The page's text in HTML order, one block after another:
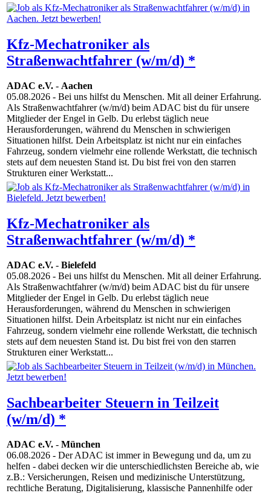
Kfz-Mechatroniker als
Straßenwachtfahrer (w/m/d) *
ADAC e.V. - Aachen
05.08.2026 - Bei uns hilfst du Menschen. Mit all deiner Erfahrung.
Als Straßenwachtfahrer (w/m/d) beim ADAC bist du für unsere
Mitglieder der Engel in Gelb. Du erlebst täglich neue
Herausforderungen, während du Menschen in schwierigen
Situationen hilfst. Dein Arbeitsplatz ist nicht nur ein einfaches
Fahrzeug, sondern vielmehr eine rollende Werkstatt, die technisch
stets auf dem neuesten Stand ist. Du bist frei von den starren
Strukturen einer Werkstatt...
Kfz-Mechatroniker als
Straßenwachtfahrer (w/m/d) *
ADAC e.V. - Bielefeld
05.08.2026 - Bei uns hilfst du Menschen. Mit all deiner Erfahrung.
Als Straßenwachtfahrer (w/m/d) beim ADAC bist du für unsere
Mitglieder der Engel in Gelb. Du erlebst täglich neue
Herausforderungen, während du Menschen in schwierigen
Situationen hilfst. Dein Arbeitsplatz ist nicht nur ein einfaches
Fahrzeug, sondern vielmehr eine rollende Werkstatt, die technisch
stets auf dem neuesten Stand ist. Du bist frei von den starren
Strukturen einer Werkstatt...
Sachbearbeiter Steuern in Teilzeit
(w/m/d) *
ADAC e.V. - München
06.08.2026 - Der ADAC ist immer in Bewegung und da, um zu
helfen - dabei decken wir die unterschiedlichsten Bereiche ab, wie
z.B.: Versicherungen, Reisen und medizinische Unterstützung,
rechtliche Beratung, Digitalisierung, klassische Pannenhilfe oder